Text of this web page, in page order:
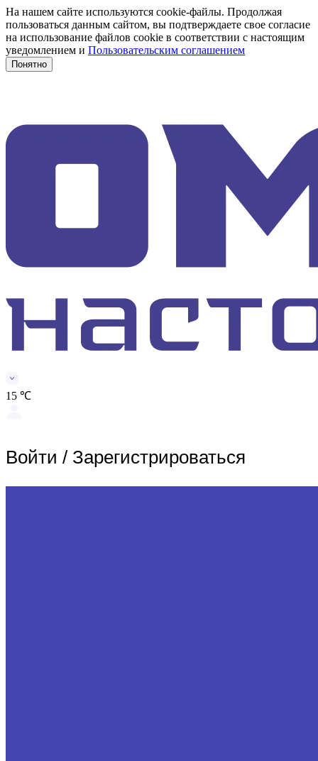
На нашем сайте используются cookie-файлы. Продолжая
пользоваться данным сайтом, вы подтверждаете свое согласие
на использование файлов cookie в соответствии с настоящим
уведомлением и Пользовательским соглашением
Понятно
15 ℃
Войти / Зарегистрироваться